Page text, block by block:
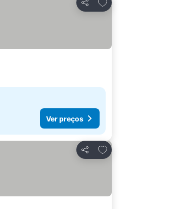
Partilhar
Ver preços
Partilhar
Adicionar aos favoritos